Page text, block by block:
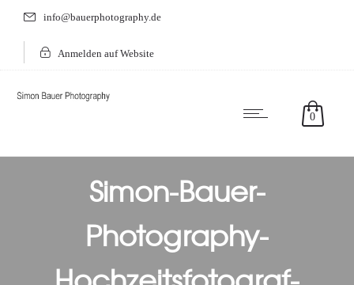
info@bauerphotography.de
Anmelden auf Website
0
Simon-Bauer-
Photography-